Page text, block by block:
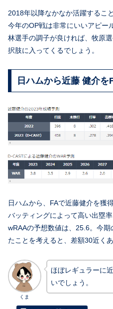
2018年以降なかなか活躍するこ
今年のOP戦は非常にいいアピー
林選手の調子が良ければ、牧原
択肢に入ってくるでしょう。
日ハムから近藤 健介を
日ハムから、FAで近藤健介を獲
バッティングによって高い出塁
wRAAの予想数値は、25.6。今
たことを考えると、差額30近くあ
くま
ほぼレギュラーに
いでしょう。